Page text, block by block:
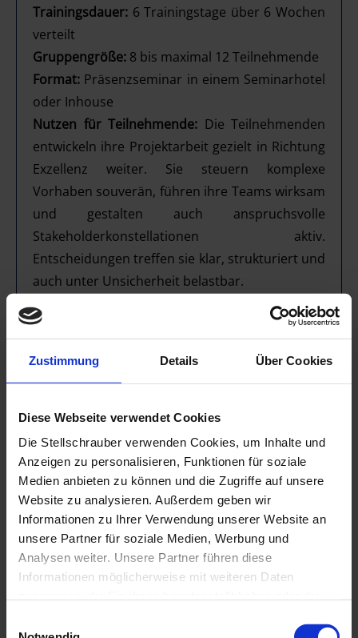
Zustimmung Details Über Cookies
Diese Webseite verwendet Cookies
Die Stellschrauber verwenden Cookies, um Inhalte und
Anzeigen zu personalisieren, Funktionen für soziale
Medien anbieten zu können und die Zugriffe auf unsere
Website zu analysieren. Außerdem geben wir
Informationen zu Ihrer Verwendung unserer Website an
unsere Partner für soziale Medien, Werbung und
Analysen weiter. Unsere Partner führen diese
Informationen möglicherweise mit weiteren Daten
haben.
Trainingsdauer: 6 Trainingstage über 6 Wochen
verteilt
Gruppengröße: 8 bis maximal 12 Teilnehmende
Format: Präsenzseminar in einem Seminarhotel
oder Inhouse
Nutzen für Teilnehmende: Die Teilnehmenden
entwickeln ihre Projektarbeit gezielt in Richtung
Exzellenz weiter. Sie steuern komplexe
Vorhaben souverän, führen ihre Teams wirksam
und gestalten auch anspruchsvolle
Stakeholderkonstellationen aktiv.
Entscheidungen treffen sie klar, strukturiert und
auch unter Unsicherheit belastbar.
Nutzen für die Führungskraft:
Führungskräfte
der Teilnehmenden gewinnen spürbare
gesteuert werden, Teams effektiv geführt sind
erkannt und adressiert werden, wodurch sie
sich auf ihre strategische Steuerungsaufgaben
konzentrieren können.
[122] Projektmanagement - Der Aufstieg